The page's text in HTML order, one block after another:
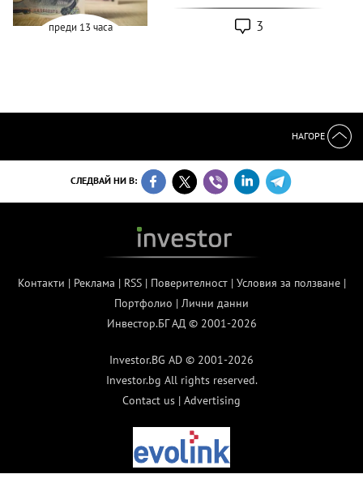
преди 13 часа 3
НАГОРЕ
СЛЕДВАЙ НИ В:
Контакти | Реклама | RSS| Поверителност| Условия за ползване|
Портфолио | Лични данни
Инвестор.БГ АД © 2001-2026
Investor.BG AD © 2001-2026
Investor.bg All rights reserved.
Contact us | Advertising